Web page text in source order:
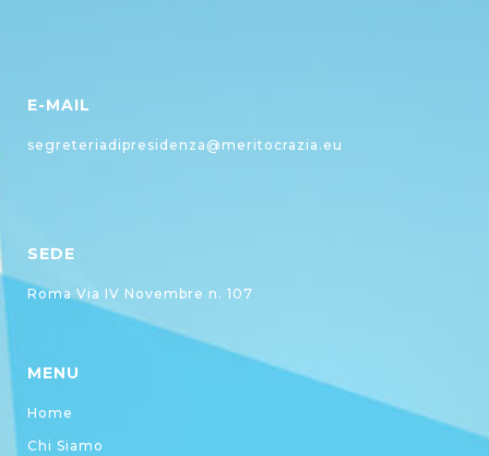
E-MAIL
segreteriadipresidenza@meritocrazia.eu
SEDE
Roma Via IV Novembre n. 107
MENU
Home
Chi Siamo